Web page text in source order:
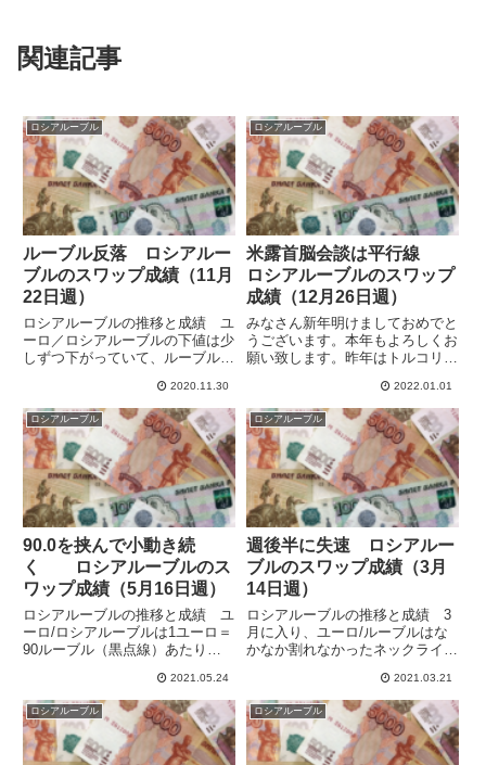
関連記事
ロシアルーブル
ルーブル反落 ロシアルー
ブルのスワップ成績（11月
22日週）
ロシアルーブルの推移と成績 ユ
ーロ／ロシアルーブルの下値は少
しずつ下がっていて、ルーブル高
が、あまりルーブルに強さは見ら
れません。90.0を割っては押し戻
されるのを繰り返して、最終的に
0.54のユーロ高・ルーブ...
2020.11.30
ロシアルーブル
米露首脳会談は平行線
ロシアルーブルのスワップ
成績（12月26日週）
みなさん新年明けましておめでと
うございます。本年もよろしくお
願い致します。昨年はトルコリラ
策金利を引き上げた国も多く、ス
ワポ運用には追い風でした。おか
げさまで、年間で3,627,679円の
スワポを得ることができ...
2022.01.01
ロシアルーブル
90.0を挟んで小動き続
く ロシアルーブルのス
ワップ成績（5月16日週）
ロシアルーブルの推移と成績 ユ
ーロ/ロシアルーブルは1ユーロ＝
90ルーブル（黒点線）あたりを
ャートでは少しずつ下げてユーロ
安ルーブル高がゆっくり進んでい
るように見えます。前の週末の
89.87から週間で0.19ユ...
2021.05.24
ロシアルーブル
週後半に失速 ロシアルー
ブルのスワップ成績（3月
14日週）
ロシアルーブルの推移と成績 3
月に入り、ユーロ/ルーブルはな
かなか割れなかったネックライン
86.50まで大きく下落しユーロ
安・ルーブル高が進みましたが、
先週後半には反転上昇して戻して
しまいました。急速な損失...
2021.03.21
ロシアルーブル ロシアルーブル